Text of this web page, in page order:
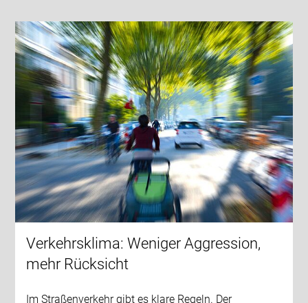
Verkehrsklima: Weniger Aggression,
mehr Rücksicht
Im Straßenverkehr gibt es klare Regeln. Der